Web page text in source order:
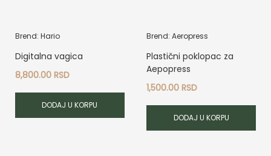
Brend: Hario
Digitalna vagica
8,800.00 RSD
DODAJ U KORPU
Brend: Aeropress
Plastični poklopac za
Aepopress
1,500.00RSD
DODAJ U KORPU